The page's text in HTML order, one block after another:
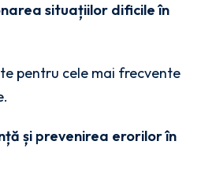
situațiilor dificile în
pentru cele mai frecvente
și prevenirea erorilor în